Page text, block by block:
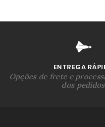
ENTREGA
Opções de frete e
dos pedidos